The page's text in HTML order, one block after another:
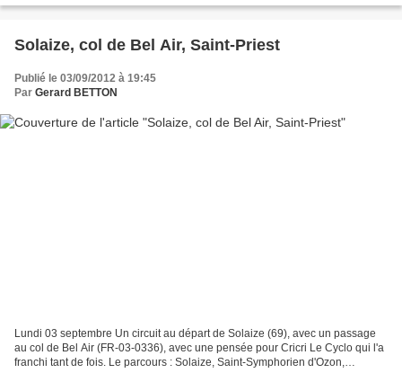
Solaize, col de Bel Air, Saint-Priest
Publié le 03/09/2012 à 19:45
Par Gerard BETTON
Lundi 03 septembre Un circuit au départ de Solaize (69), avec un passage
au col de Bel Air (FR-03-0336), avec une pensée pour Cricri Le Cyclo qui l'a
franchi tant de fois. Le parcours : Solaize, Saint-Symphorien d'Ozon,